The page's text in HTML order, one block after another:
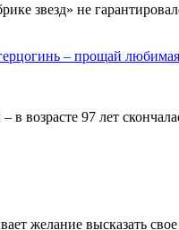
звезд» не
– прощай любимая
возрасте 97 лет
желание высказать